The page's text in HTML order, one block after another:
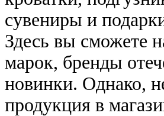
сувениры и
Здесь вы сможете
марок, бренды
новинки. Однако,
продукция в